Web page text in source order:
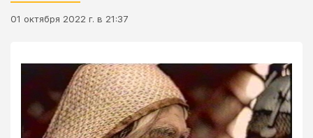
01 октября 2022 г. в 21:37